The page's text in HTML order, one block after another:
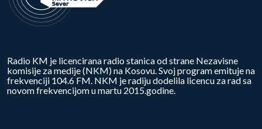
Radio KM je licencirana radio stanica od strane Nezavisne
komisije za medije (NKM) na Kosovu. Svoj program emituje na
frekvenciji 104.6 FM. NKM je radiju dodelila licencu za rad sa
novom frekvencijom u martu 2015.godine.